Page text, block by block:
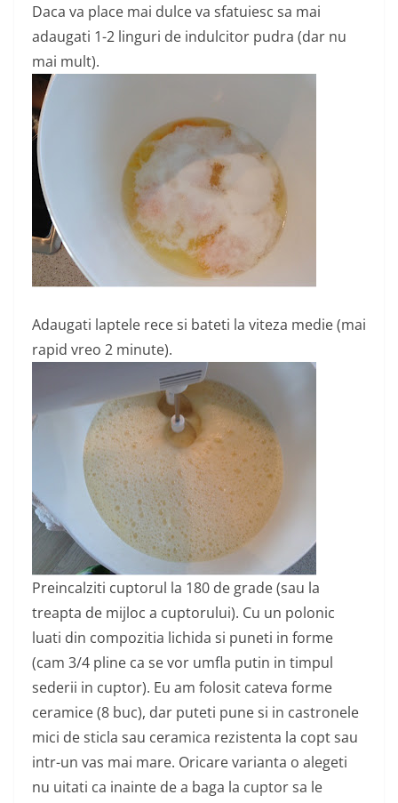
Daca va place mai dulce va sfatuiesc sa mai
adaugati 1-2 linguri de indulcitor pudra (dar nu
mai mult).
Adaugati laptele rece si bateti la viteza medie (mai
rapid vreo 2 minute).
Preincalziti cuptorul la 180 de grade (sau la
treapta de mijloc a cuptorului). Cu un polonic
luati din compozitia lichida si puneti in forme
(cam 3/4 pline ca se vor umfla putin in timpul
sederii in cuptor). Eu am folosit cateva forme
ceramice (8 buc), dar puteti pune si in castronele
mici de sticla sau ceramica rezistenta la copt sau
intr-un vas mai mare. Oricare varianta o alegeti
nu uitati ca inainte de a baga la cuptor sa le